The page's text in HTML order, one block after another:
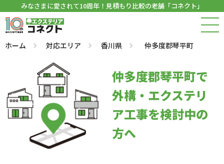
みなさまに愛されて10周年！見積もり比較の老舗「コネクト」
ホーム 対応エリア 香川県 仲多度郡琴平町
仲多度郡琴平町で
外構・エクステリ
ア工事を検討中の
方へ